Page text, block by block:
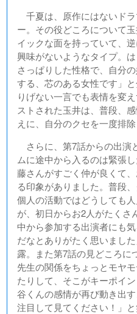
千夏は、原作にはないド
ー。その役どころについて
イックな面を持っていて、
興味がないようなタイプ。
さっぱりした性格で、自分
する、芯のある女性です」
りげない一言でも表情を変
ストされた玉井は、普段、
えに、自分のクセを一度排
さらに、第7話からの出演
ムに途中から入るのは緊張
藤さんがすごく仲が良くて
る印象がありました。普段
個人の活動ではどうしても
が、初日からお2人がたくさ
中から参加する出演者にも
だなとありがたく思いまし
露。また第7話の見どころに
先生の関係をちょっとモヤ
たりして、そこがキーポイ
谷くんの感情が再び動き出
注目して見てください！」と